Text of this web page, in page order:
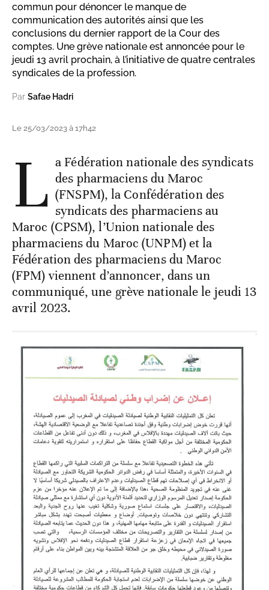
commun pour dénoncer le manque de
communication des autorités ainsi que les
conclusions du dernier rapport de la Cour des
comptes. Une grève nationale est annoncée pour le
jeudi 13 avril prochain, à l’initiative de quatre centrales
syndicales de la profession.
Par Safae Hadri
Le 25/03/2023 à 17h42
L a Fédération nationale des syndicats
des pharmaciens du Maroc
(FNSPM), la Confédération des
syndicats des pharmaciens au
Maroc (CPSM), l’Union nationale des
pharmaciens du Maroc (UNPM) et la
Fédération des pharmaciens du Maroc
(FPM) viennent d’annoncer, dans un
communiqué, une grève nationale le jeudi 13
avril 2023.